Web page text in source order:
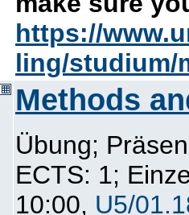
https://
ling/studium/
Methods
Übung;
ECTS: 1;
10:00, U5/